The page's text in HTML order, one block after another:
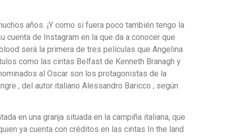
años. ¡Y como si fuera poco también tengo la
cuenta de Instagram en la que da a conocer que
será la primera de tres películas que Angelina
como las cintas Belfast de Kenneth Branagh y
al Oscar son los protagonistas de la
, del autor italiano Alessandro Baricco , según
en una granja situada en la campiña italiana, que
ya cuenta con créditos en las cintas In the land